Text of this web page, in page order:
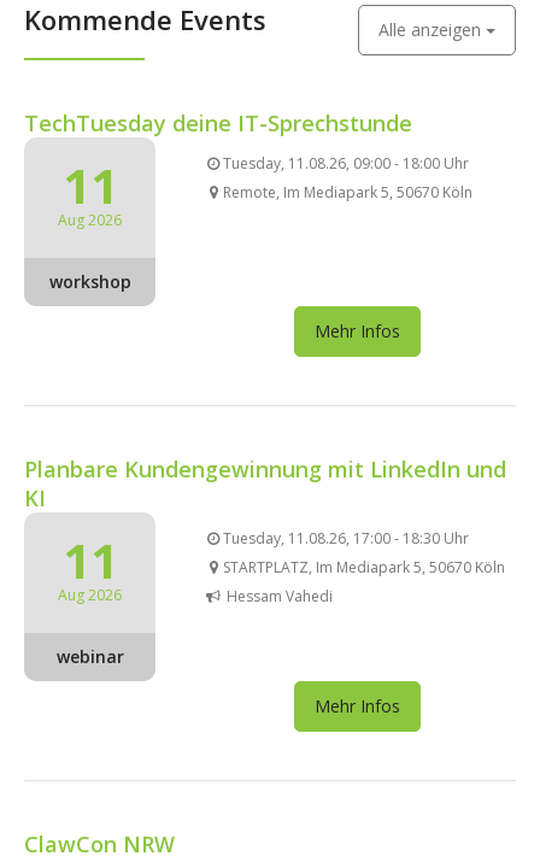
Kommende Events Alle anzeigen
TechTuesday deine IT-Sprechstunde
11
Aug 2026
workshop
Tuesday, 11.08.26, 09:00 - 18:00 Uhr
Remote, Im Mediapark 5, 50670 Köln
Mehr Infos
Planbare Kundengewinnung mit LinkedIn und
KI
11
Aug 2026
webinar
Tuesday, 11.08.26, 17:00 - 18:30 Uhr
STARTPLATZ, Im Mediapark 5, 50670 Köln
Hessam Vahedi
Mehr Infos
ClawCon NRW